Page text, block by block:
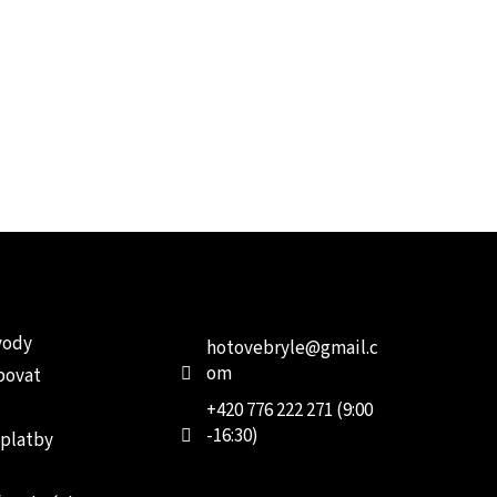
hotovebryle@gmail.c
om
+420 776 222 271 (9:00
-16:30)